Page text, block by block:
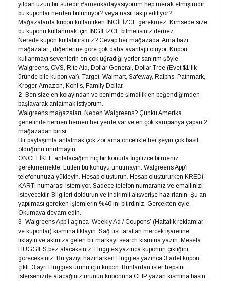
yıldan uzun bir süredir #amerikadayasiyorum hep merak etmişimdir
bu kuponlar nerden bulunuyor? veya nasıl takip ediliyor?.
Mağazalarda kupon kullanırken İNGİLİZCE gerekmez. Kimsede size
bu kuponu kullanmak için İNGİLİZCE bilmelisiniz demez.
Nerede kupon kullabilirsiniz? Cevap her mağazada. Ama bazı
mağazalar , diğerlerine göre çok daha avantajlı oluyor. Kupon
kullanmayı sevenlerin en çok uğradığı yerler sanırım şöyle
Walgreens, CVS, Rite Aid, Dollar General, Dollar Tree (Evet $1'lık
üründe bile kupon var), Target, Walmart, Safeway, Ralphs, Pathmark,
Kroger, Amazon, Kohl’s, Family Dollar.
2 -Ben size en kolayından ve benimde şimdilik en beğendiğimden
başlayarak anlatmak istiyorum.
Walgreens mağazaları. Neden Walgreens? Çünkü Amerika
genelinde hemen hemen her yerde var ve en çok kampanya yapan 2
mağazadan birisi.
Bir paylaşımla anlatmak çok zor ama öncelikle her şeyin çok basit
olduğunu unutmayın.
ÖNCELİKLE anlatacağım hiç bir konuda İngilizce bilmeniz
gerekmemekte. Lütfen bu konuyu unutmayın. Walgreens App’i
telefonunuza yükleyin. Hesap oluşturun. Hesap oluştururken KREDİ
KARTI numarası istemiyor. Sadece telefon numaranız ve emailinizi
isteyecektir. Bilgileri doldurun ve indirimli alışverişe hazırlanın. Şu an
yapılması gereken işlemlerin %40’ını bitirdiniz. Gerçekten öyle.
Okumaya devam edin.
3- Walgreens App’i açınca ’Weekly Ad / Coupons’ (Haftalık reklamlar
ve kuponlar) kısmına tıklayın. Sağ üst taraftan mercek işaretine
tıklayın ve aklınıza gelen bir markayı search kısmına yazın. Mesela
HUGGİES bez alacaksınız. Huggies yazınca kuponun çıktığını
göreceksiniz. Bu yazıyı hazırlarken Huggies yazınca 3 adet kupon
çıktı. 3 ayrı Huggies ürünü için kupon. Bunlardan ister hepsini ,
istersenizde alacağınız ürünün kuponuna CLIP yazan kısmına basın.